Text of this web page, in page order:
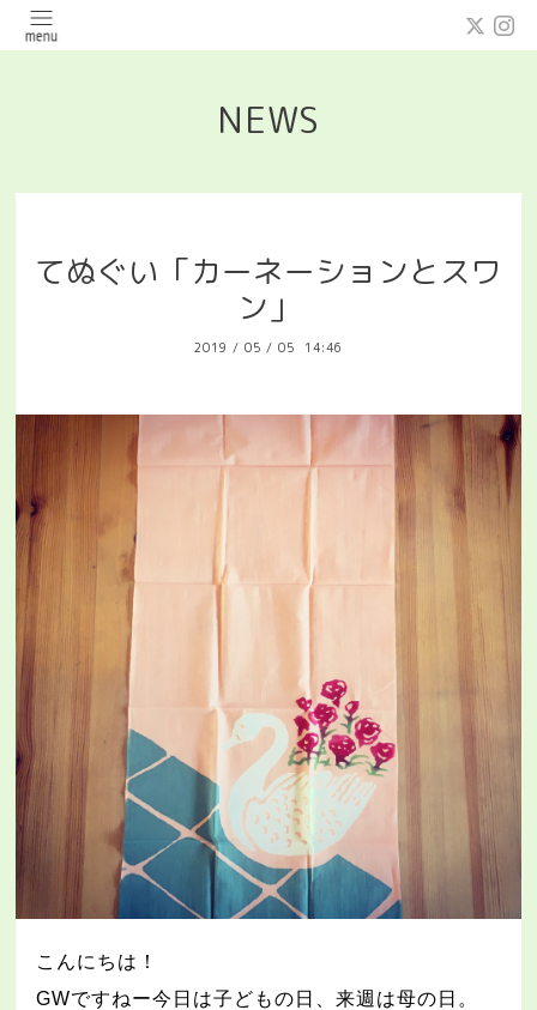
NEWS
てぬぐい「カーネーションとスワ
ン」
2019 / 05 / 05 14:46
こんにちは！
GWですねー今日は子どもの日、来週は母の日。